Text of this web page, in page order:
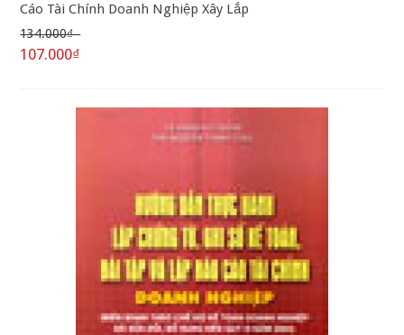
Cáo Tài Chính Doanh Nghiệp Xây Lắp
134.000₫
107.000₫